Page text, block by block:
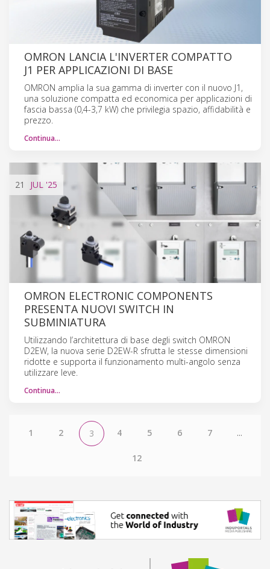
OMRON LANCIA L'INVERTER COMPATTO
J1 PER APPLICAZIONI DI BASE
OMRON amplia la sua gamma di inverter con il nuovo J1,
una soluzione compatta ed economica per applicazioni di
fascia bassa (0,4-3,7 kW) che privilegia spazio, affidabilità e
prezzo.
Continua…
21 JUL '25
OMRON ELECTRONIC COMPONENTS
PRESENTA NUOVI SWITCH IN
SUBMINIATURA
Utilizzando l’architettura di base degli switch OMRON
D2EW, la nuova serie D2EW-R sfrutta le stesse dimensioni
ridotte e supporta il funzionamento multi-angolo senza
utilizzare leve.
Continua…
1 2 3 4 5 6 7 ...
12